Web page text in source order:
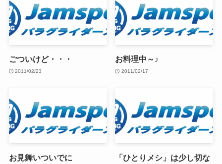
ごついけど・・・
2011/02/23
お料理中～♪
2011/02/17
お見舞いついでに
「ひとりメシ」は少し切な